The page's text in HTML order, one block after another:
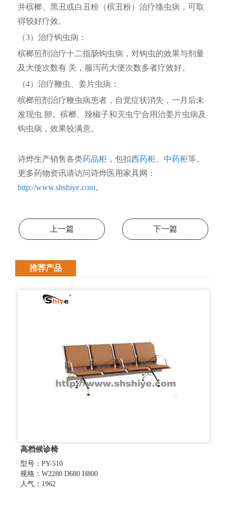
并槟榔、黑丑或白丑粉（槟丑粉）治疗绦虫病，可取
得较好疗效。
（3）治疗钩虫病：
槟榔煎剂治疗十二指肠钩虫病，对钩虫的效果与剂量
及大使次数有 关，服泻药大便次数多者疗效好。
（4）治疗鞭虫、姜片虫病：
槟榔煎剂治疗鞭虫病患者，自觉症状消失，一月后未
发现虫 卵。槟榔、辣椒子和灭虫宁合用治姜片虫病及
钩虫病，效果较满意。
诗烨生产销售各类药品柜 ，包扣西药柜 中药柜等。
更多药物资讯请访问诗烨医用家具网：
http://www.shshiye.com。
上一篇 下一篇
推荐产品
高档候诊椅
型号：PY-510
规格：W2280 D680 H800
人气：1962